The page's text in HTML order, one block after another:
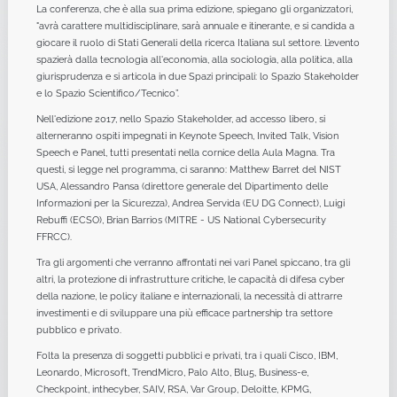
La conferenza, che è alla sua prima edizione, spiegano gli organizzatori,
"avrà carattere multidisciplinare, sarà annuale e itinerante, e si candida a
giocare il ruolo di Stati Generali della ricerca Italiana sul settore. L’evento
spazierà dalla tecnologia all'economia, alla sociologia, alla politica, alla
giurisprudenza e si articola in due Spazi principali: lo Spazio Stakeholder
e lo Spazio Scientifico/Tecnico”.
Nell'edizione 2017, nello Spazio Stakeholder, ad accesso libero, si
alterneranno ospiti impegnati in Keynote Speech, Invited Talk, Vision
Speech e Panel, tutti presentati nella cornice della Aula Magna. Tra
questi, si legge nel programma, ci saranno: Matthew Barret del NIST
USA, Alessandro Pansa (direttore generale del Dipartimento delle
Informazioni per la Sicurezza), Andrea Servida (EU DG Connect), Luigi
Rebuffi (ECSO), Brian Barrios (MITRE - US National Cybersecurity
FFRCC).
Tra gli argomenti che verranno affrontati nei vari Panel spiccano, tra gli
altri, la protezione di infrastrutture critiche, le capacità di difesa cyber
della nazione, le policy italiane e internazionali, la necessità di attrarre
investimenti e di sviluppare una più efficace partnership tra settore
pubblico e privato.
Folta la presenza di soggetti pubblici e privati, tra i quali Cisco, IBM,
Leonardo, Microsoft, TrendMicro, Palo Alto, Blu5, Business-e,
Checkpoint, inthecyber, SAIV, RSA, Var Group, Deloitte, KPMG,